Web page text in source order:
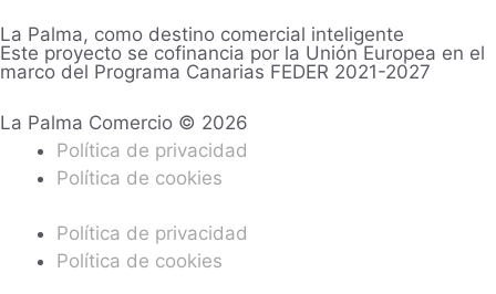
La Palma, como destino comercial inteligente
Este proyecto se cofinancia por la Unión Europea en el
marco del Programa Canarias FEDER 2021-2027
La Palma Comercio © 2026
Política de privacidad
Política de cookies
Política de privacidad
Política de cookies